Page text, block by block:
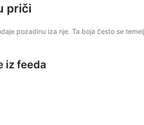
priči
pozadinu iza nje. Ta boja često se
iz feeda